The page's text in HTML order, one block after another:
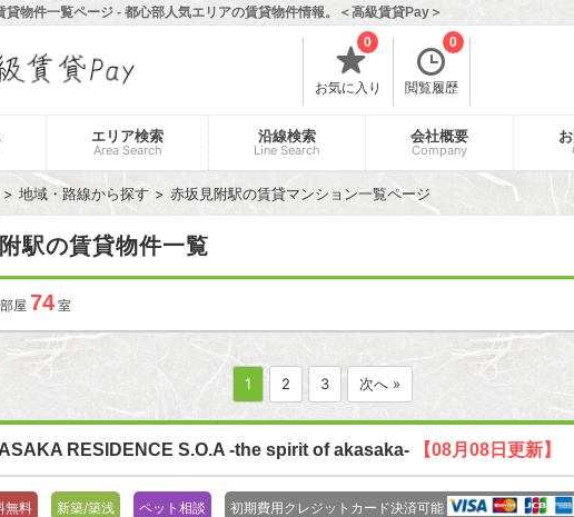
貸物件一覧ページ - 都心部人気エリアの賃貸物件情報。＜高級賃貸Pay＞
お気に入り
0
閲覧履歴
0
エリア検索
Area Search
沿線検索
Line Search
会社概要
Company
地域・路線から探す 赤坂見附駅の賃貸マンション一覧ページ
駅の賃貸物件一覧
屋 74 室
1 2 3 次へ »
RESIDENCE S.O.A -the spirit of akasaka- 【08月08日更新】
無料 新築/築浅 ペット相談 初期費用クレジットカード決済可能